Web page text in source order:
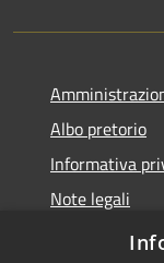
Albo pretorio
Informativa
Note legali
Dichiarazione